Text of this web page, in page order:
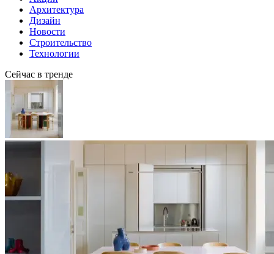
Архитектура
Дизайн
Новости
Строительство
Технологии
Сейчас в тренде